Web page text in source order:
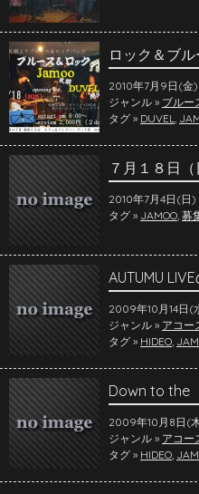
ロック＆ブル
2010年7月9日(金)
ジャンル » ブルー
タグ » DUVEL,
７月１８日
2010年7月4日(日)
タグ » JAMOO, 募
AUTUMU
2009年10月14日(
ジャンル » アコー
タグ » HIDEO,
Down to the
2009年10月8日(
ジャンル » アコー
タグ » HIDEO,